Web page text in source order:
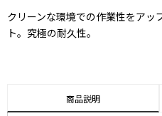
クリーンな環境での作業性をアッ
ト。究極の耐久性。
商品説明